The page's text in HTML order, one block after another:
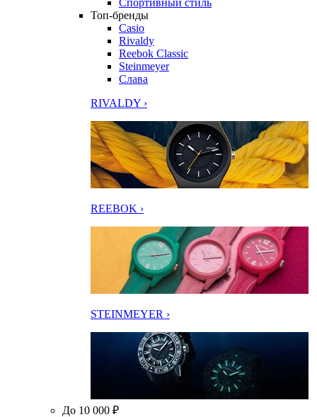
Спортивный стиль
Топ-бренды
Casio
Rivaldy
Reebok Classic
Steinmeyer
Слава
RIVALDY ›
REEBOK ›
STEINMEYER ›
До 10 000 ₽